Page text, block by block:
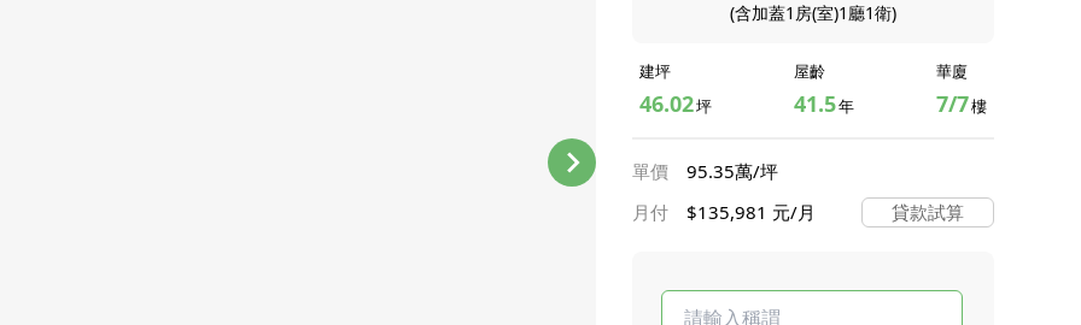
(含加蓋1房(室)1廳1衛)
建坪
46.02坪
屋齡
41.5年
華廈
7/7樓
單價
95.35萬/坪
月付
$135,981 元/月 貸款試算